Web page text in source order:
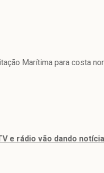
Marítima para costa
e rádio vão dando